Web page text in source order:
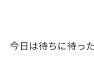
今日は待ちに待っ